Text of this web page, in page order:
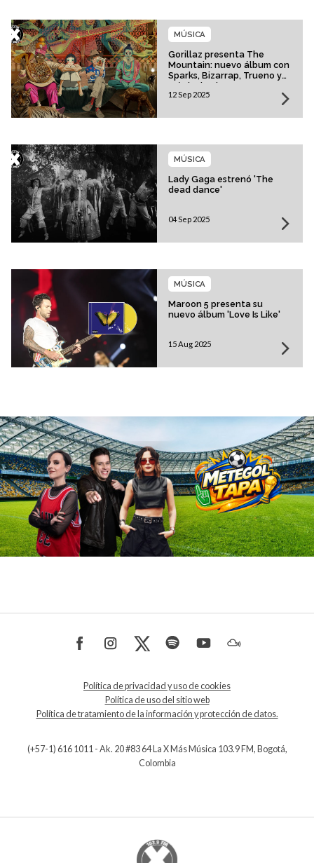
Gorillaz presenta The
Mountain: nuevo álbum con
Sparks, Bizarrap, Trueno y
más invitados
MÚSICA
12 Sep 2025
Lady Gaga estrenó 'The
dead dance'
MÚSICA
04 Sep 2025
Maroon 5 presenta su
nuevo álbum 'Love Is Like'
MÚSICA
15 Aug 2025
Política de privacidad y uso de cookies
Política de uso del sitio web
Política de tratamiento de la información y protección de datos.
(+57-1) 616 1011 - Ak. 20 #83 64 La X Más Música 103.9 FM, Bogotá,
Colombia